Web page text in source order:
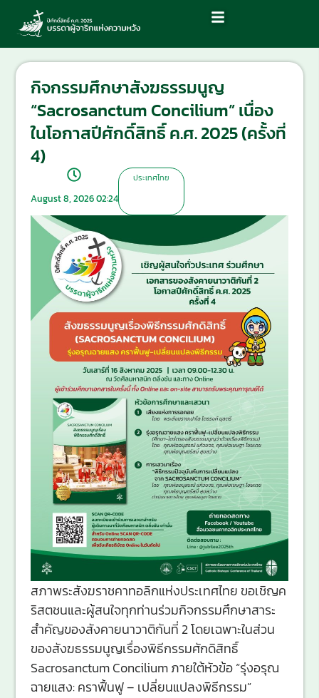
กิจกรรมศึกษาสังฆธรรมนูญ
“Sacrosanctum Concilium” เนื่อง
ในโอกาสปีศักดิ์สิทธิ์ ค.ศ. 2025 (ครั้งที่
4)
August 8, 2026 02:24
ประเทศไทย
สภาพระสังฆราชคาทอลิกแห่งประเทศไทย ขอเชิญค
ริสตชนและผู้สนใจทุกท่านร่วมกิจกรรมศึกษาสาระ
สำคัญของสังคายนาวาติกันที่ 2 โดยเฉพาะในส่วน
ของสังฆธรรมนูญเรื่องพิธีกรรมศักดิสิทธิ์
Sacrosanctum Concilium ภายใต้หัวข้อ “รุ่งอรุณ
ฉายแสง: คราฟื้นฟู – เปลี่ยนแปลงพิธีกรรม”